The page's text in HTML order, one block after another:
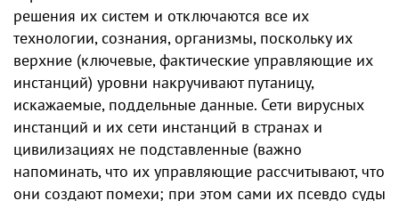
решения их систем и отключаются все их
технологии, сознания, организмы, поскольку их
верхние (ключевые, фактические управляющие их
инстанций) уровни накручивают путаницу,
искажаемые, поддельные данные. Сети вирусных
инстанций и их сети инстанций в странах и
цивилизациях не подставленные (важно
напоминать, что их управляющие рассчитывают, ч​то
они создают помехи; при этом сами их псевдо суды